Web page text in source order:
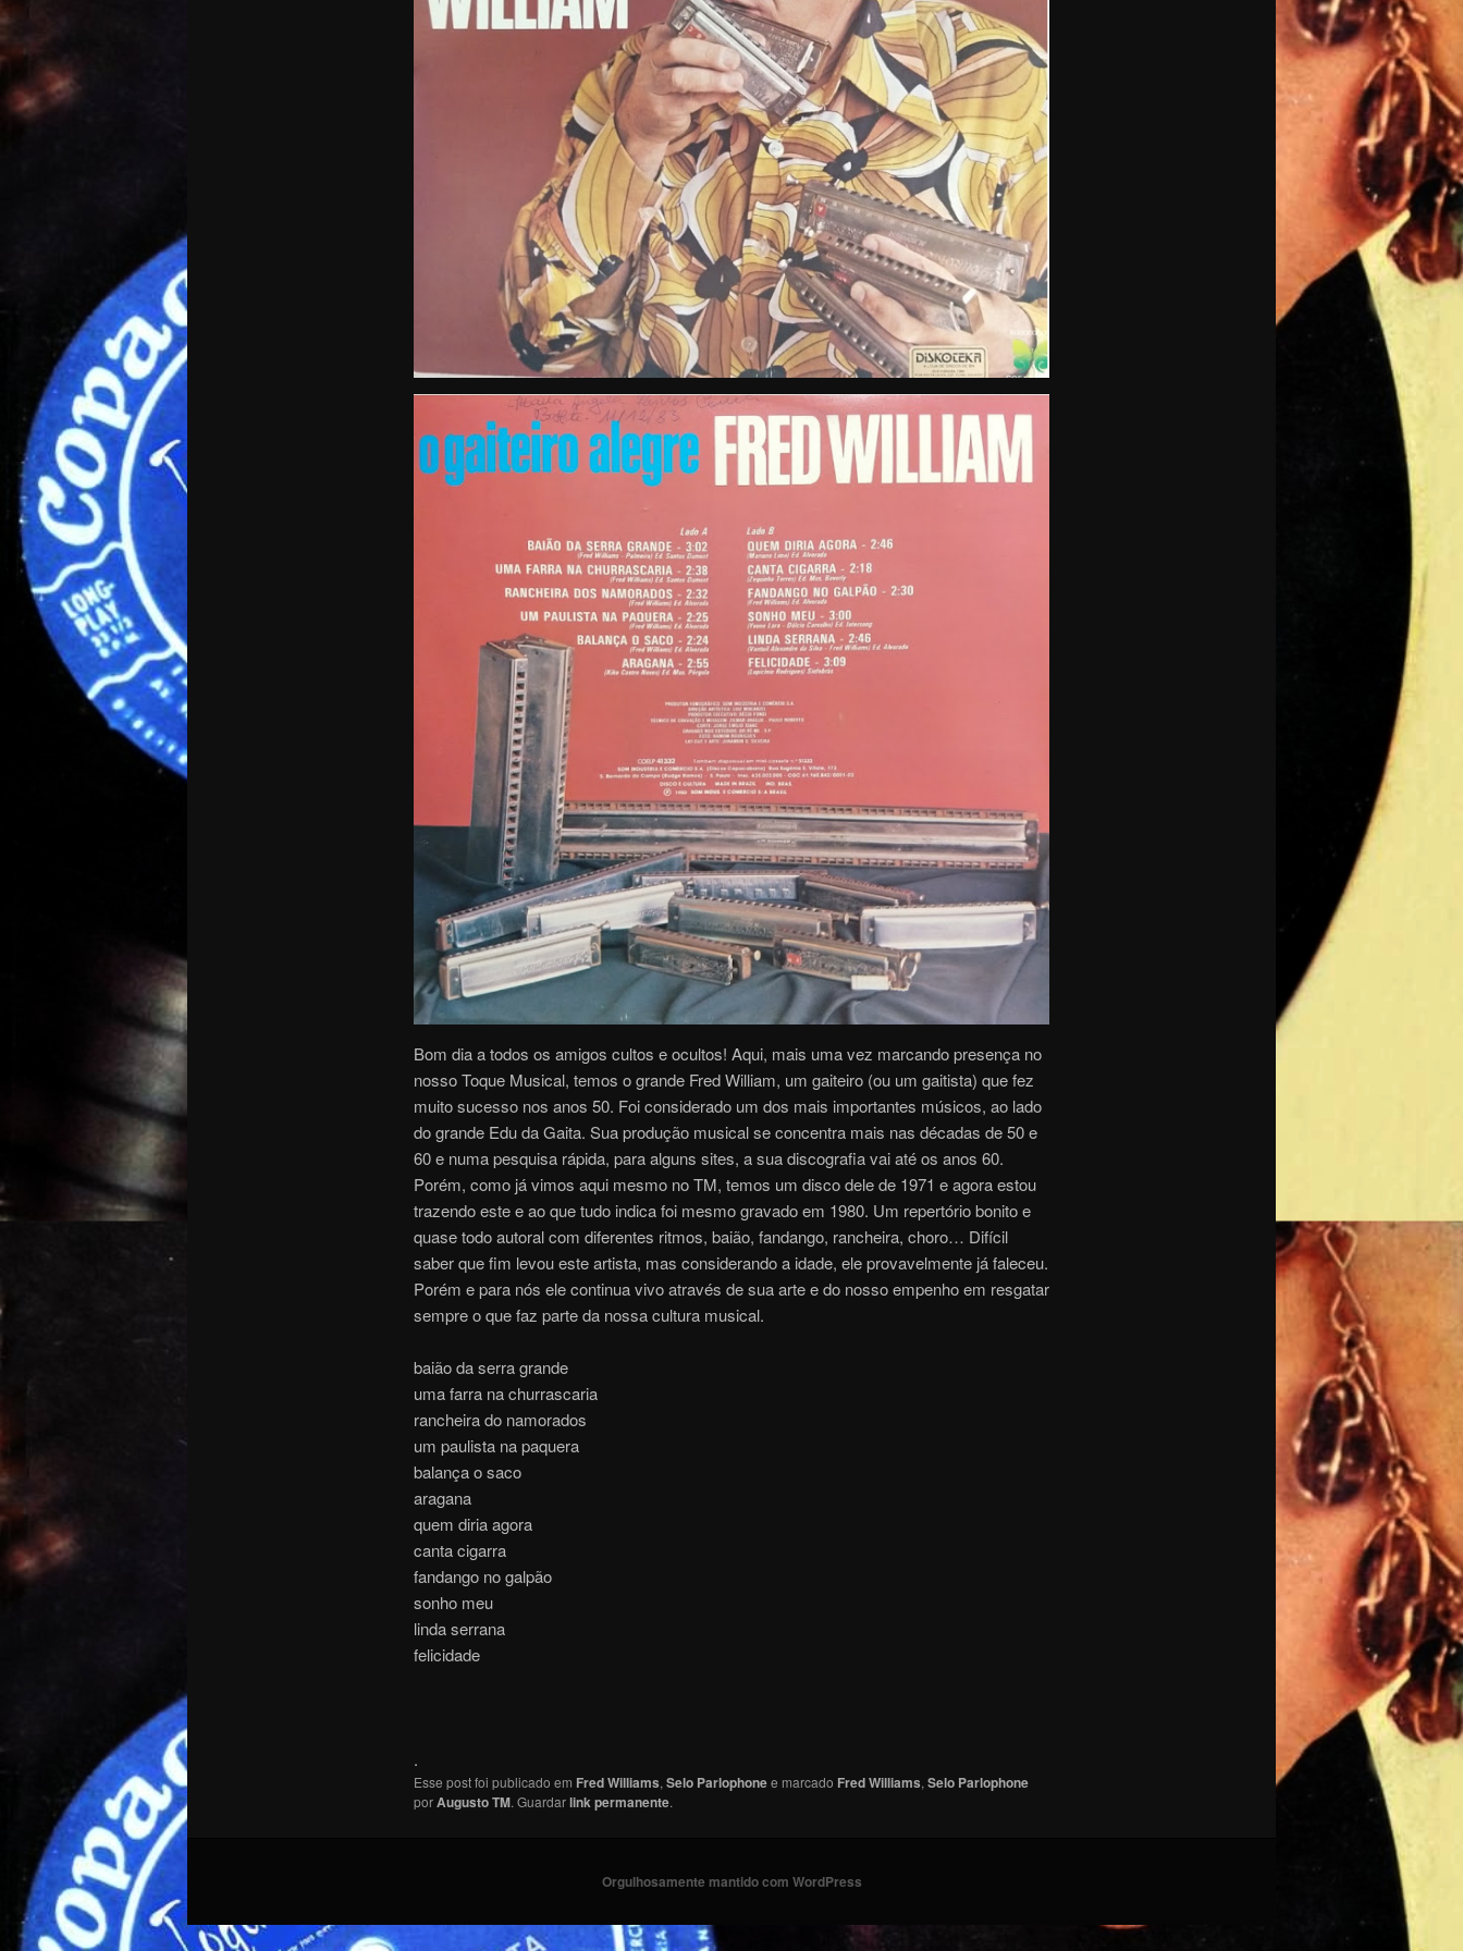
Bom dia a todos os amigos cultos e ocultos! Aqui, mais uma vez marcando presença no
nosso Toque Musical, temos o grande Fred William, um gaiteiro (ou um gaitista) que fez
muito sucesso nos anos 50. Foi considerado um dos mais importantes músicos, ao lado
do grande Edu da Gaita. Sua produção musical se concentra mais nas décadas de 50 e
60 e numa pesquisa rápida, para alguns sites, a sua discografia vai até os anos 60.
Porém, como já vimos aqui mesmo no TM, temos um disco dele de 1971 e agora estou
trazendo este e ao que tudo indica foi mesmo gravado em 1980. Um repertório bonito e
quase todo autoral com diferentes ritmos, baião, fandango, rancheira, choro… Difícil
saber que fim levou este artista, mas considerando a idade, ele provavelmente já faleceu.
Porém e para nós ele continua vivo através de sua arte e do nosso empenho em resgatar
sempre o que faz parte da nossa cultura musical.
baião da serra grande
uma farra na churrascaria
rancheira do namorados
um paulista na paquera
balança o saco
aragana
quem diria agora
canta cigarra
fandango no galpão
sonho meu
linda serrana
felicidade
.
Esse post foi publicado em Fred Williams, Selo Parlophonee marcado Fred Williams, Selo Parlophone
porAugusto TM. Guardarlink permanente.
Orgulhosamente mantido com WordPress